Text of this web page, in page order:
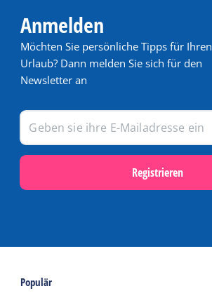
Anmelden
Möchten Sie persönliche Tipps für Ihren
Urlaub? Dann melden Sie sich für den
Newsletter an
Registrieren
Populär